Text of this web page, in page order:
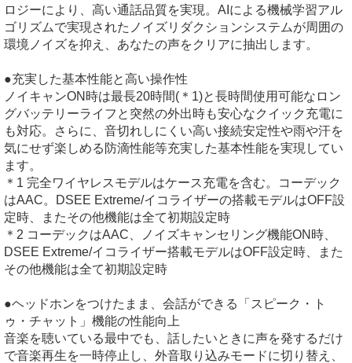
ロジーにより、高い通話品質を実現。AIによる機械学習アル
ゴリズムで実現されたノイズリダクションシステムが周囲の
環境ノイズを抑え、あなたの声をクリアに抽出します。
●充実した基本性能と高い操作性
ノイキャンON時は最長20時間(＊1)と長時間使用可能なロン
グバッテリーライフと突然の外出時も安心なクイック充電に
も対応。さらに、音切れしにくい高い接続安定性や雨や汗を
気にせず楽しめる防滴性能等充実した基本性能を実現してい
ます。
＊1 完全ワイヤレスモデルはケース充電を含む。コーデック
はAAC。DSEE Extreme/イコライザーの搭載モデルはOFF設
定時、またその他機能は全て初期設定時
＊2 コーデックはAAC、ノイズキャンセリング機能ON時、
DSEE Extreme/イコライザー搭載モデルはOFF設定時、また
その他機能は全て初期設定時
●ヘッドホンをつけたまま、会話ができる「スピーク・ト
ゥ・チャット」機能の性能向上
音楽を聴いている最中でも、話したいときに声を発するだけ
で音楽再生を一時停止し、外音取り込みモードに切り替え、